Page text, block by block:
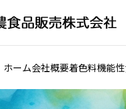
ホーム会社概要着色料機能